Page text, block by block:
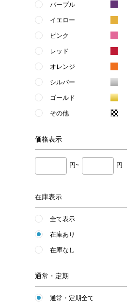
パープル
イエロー
ピンク
レッド
オレンジ
シルバー
ゴールド
その他
価格表示
円~ 円
在庫表示
全て表示
在庫あり
在庫なし
通常・定期
通常・定期全て